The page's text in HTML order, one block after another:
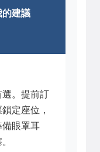
的建議
選。提前訂
鎖定座位，
備眼罩耳